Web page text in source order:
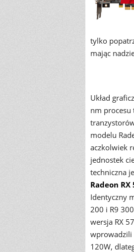
tylko
mając
Układ
nm procesu
modelu
aczkolwiek
jednostek
techniczna
Radeon
Identyczny
200 i R9
wersja RX
wprowadzili
120W,